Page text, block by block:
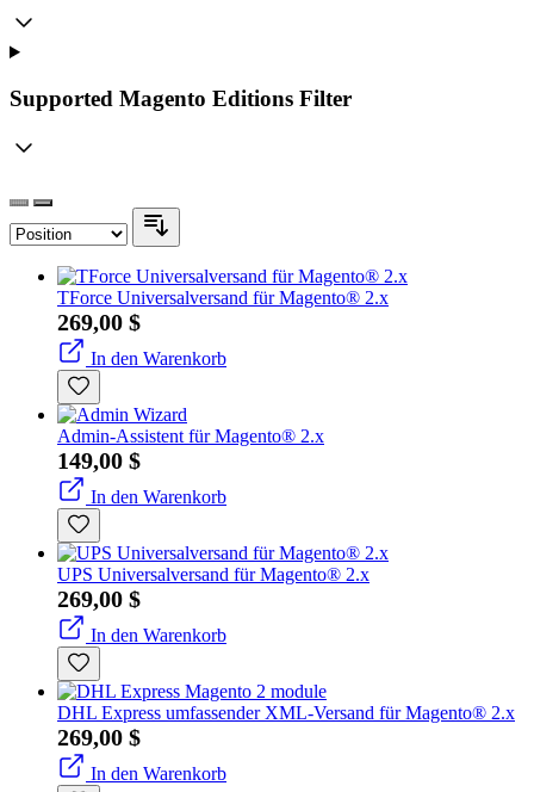
Supported Magento Editions Filter
TForce Universalversand für Magento® 2.x
269,00 $
In den Warenkorb
Admin-Assistent für Magento® 2.x
149,00 $
In den Warenkorb
UPS Universalversand für Magento® 2.x
269,00 $
In den Warenkorb
DHL Express umfassender XML-Versand für Magento® 2.x
269,00 $
In den Warenkorb